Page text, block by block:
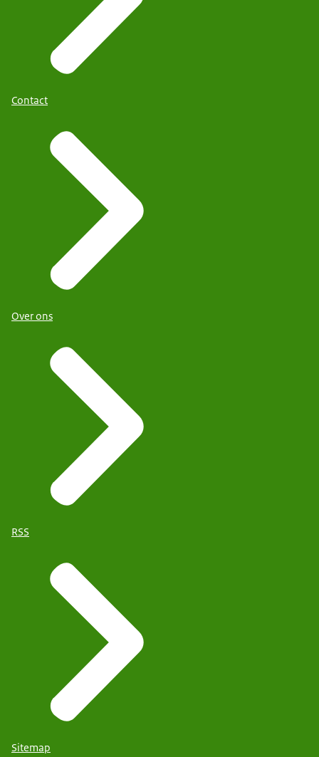
Contact
Over ons
RSS
Sitemap